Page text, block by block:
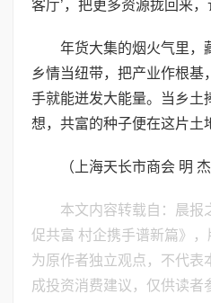
客厅’，把更多资源拢回来
年货大集的烟火气里，
乡情当纽带，把产业作根基
手就能迸发大能量。当乡土
想，共富的种子便在这片土
（上海天长市商会 明 杰
本文内容转载自：晨报
促共富 村企携手谱新篇》
为原作者独立观点，不代表
成投资消费建议，仅供读者